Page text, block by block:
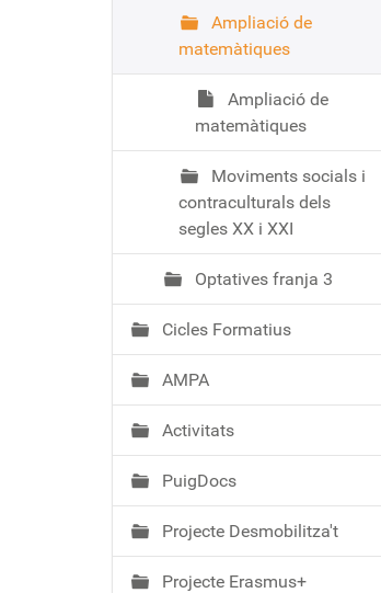
Ampliació de
matemàtiques
Ampliació de
matemàtiques
Moviments socials i
contraculturals dels
segles XX i XXI
Optatives franja 3
Cicles Formatius
AMPA
Activitats
PuigDocs
Projecte Desmobilitza't
Projecte Erasmus+